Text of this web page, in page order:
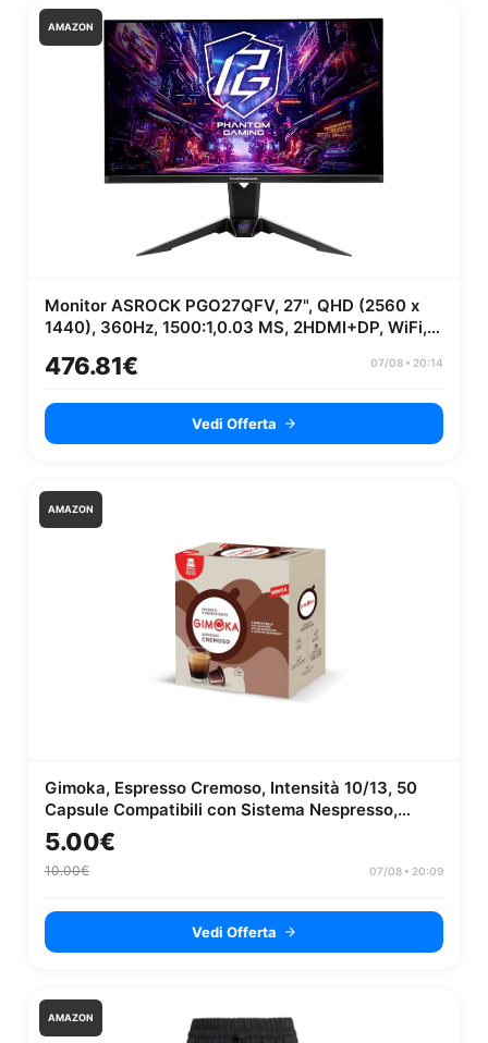
AMAZON
Monitor ASROCK PGO27QFV, 27", QHD (2560 x
1440), 360Hz, 1500:1,0.03 MS, 2HDMI+DP, WiFi,
476.81€ 07/08 • 20:14
Vedi Offerta
AMAZON
Gimoka, Espresso Cremoso, Intensità 10/13, 50
Capsule Compatibili con Sistema Nespresso,
Dolce ed Equilibrato, Note di...
5.00€
10.00€ 07/08 • 20:09
Vedi Offerta
AMAZON